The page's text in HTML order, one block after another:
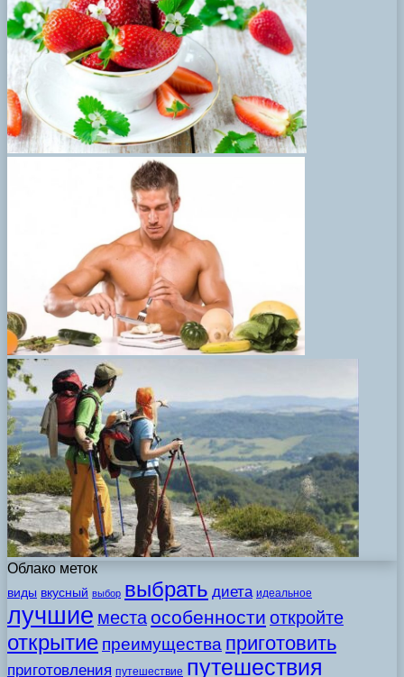
Облако меток
виды вкусный выбор выбрать диета идеальное
лучшие места особенности откройте
открытие преимущества приготовить
приготовления путешествие путешествия